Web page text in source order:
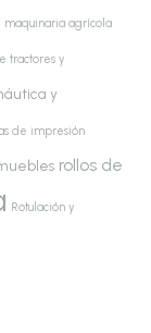
agrícola
tractores y
y
de impresión
rollos de
Rotulación y